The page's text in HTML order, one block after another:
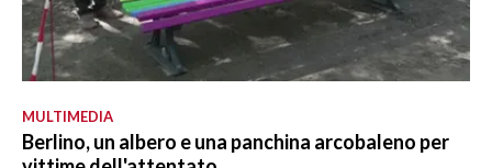
MULTIMEDIA
Berlino, un albero e una panchina arcobaleno per